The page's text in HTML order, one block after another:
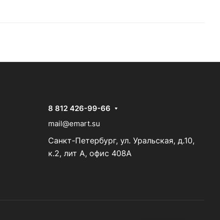
8 812 426-99-66
mail@emart.su
Санкт-Петербург, ул. Уральская, д.10,
к.2, лит А, офис 408А